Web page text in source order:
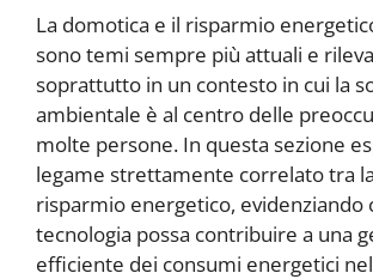
La domotica e il risparmio
sono temi sempre più attuali e
soprattutto in un contesto in cui la
ambientale è al centro delle
molte persone. In questa sezione
legame strettamente correlato tra
risparmio energetico, evidenziando
tecnologia possa contribuire a una
efficiente dei consumi energetici